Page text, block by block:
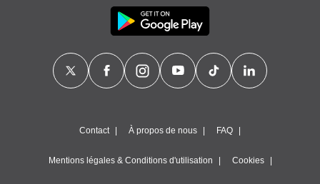
Contact À propos de nous FAQ
Mentions légales & Conditions d'utilisation Cookies